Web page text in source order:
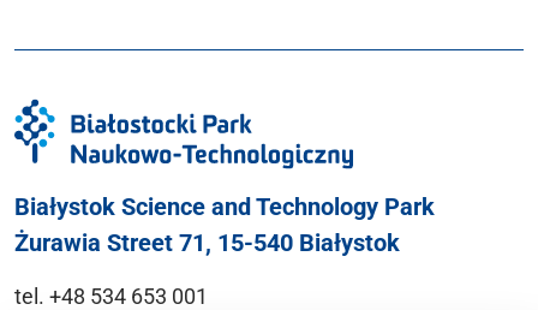
Białystok Science and Technology Park
Żurawia Street 71, 15-540 Białystok
tel. +48 534 653 001